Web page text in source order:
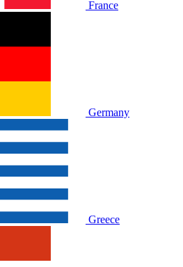
France
Germany
Greece